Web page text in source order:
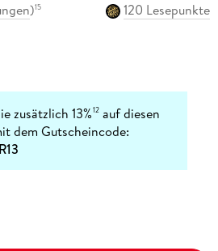
)15
120 Lesepunkte
zusätzlich 13%12 auf diesen
dem Gutscheincode: